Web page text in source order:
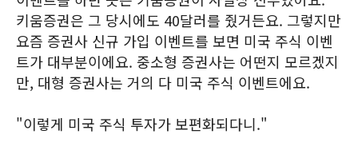
키움증권은 그 당시에도 40달러를 줬거든요. 그렇지만
요즘 증권사 신규 가입 이벤트를 보면 미국 주식 이벤
트가 대부분이에요. 중소형 증권사는 어떤지 모르겠지
만, 대형 증권사는 거의 다 미국 주식 이벤트에요.
"이렇게 미국 주식 투자가 보편화되다니."